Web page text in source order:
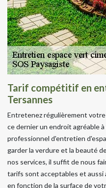
Tarif compétitif en
Tersannes
Entretenez régulièrement
ce dernier un endroit agréable à
professionnel d'entretien
garder la verdure et la beauté
nos services, il suffit de nous
tarifs sont acceptables et aussi
en fonction de la surface de